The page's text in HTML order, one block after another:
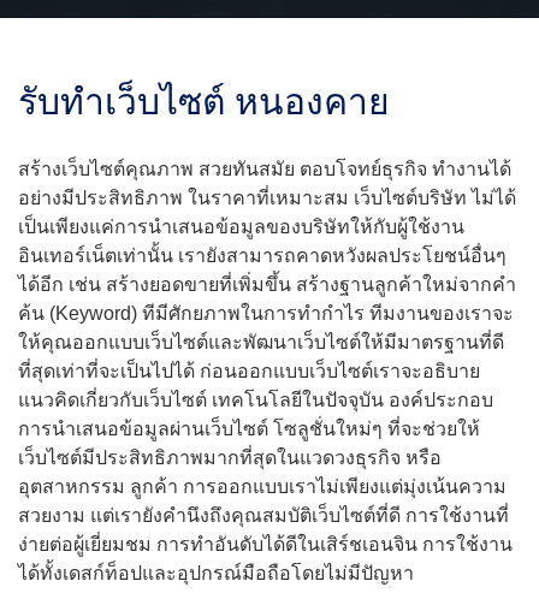
รับทำเว็บไซต์ หนองคาย
สร้างเว็บไซต์คุณภาพ สวยทันสมัย ตอบโจทย์ธุรกิจ ทำงานได้
อย่างมีประสิทธิภาพ ในราคาที่เหมาะสม เว็บไซต์บริษัท ไม่ได้
เป็นเพียงแค่การนำเสนอข้อมูลของบริษัทให้กับผู้ใช้งาน
อินเทอร์เน็ตเท่านั้น เรายังสามารถคาดหวังผลประโยชน์อื่นๆ
ได้อีก เช่น สร้างยอดขายที่เพิ่มขึ้น สร้างฐานลูกค้าใหม่จากคำ
ค้น (Keyword) ทีมีศักยภาพในการทำกำไร ทีมงานของเราจะ
ให้คุณออกแบบเว็บไซต์และพัฒนาเว็บไซต์ให้มีมาตรฐานที่ดี
ที่สุดเท่าที่จะเป็นไปได้ ก่อนออกแบบเว็บไซต์เราจะอธิบาย
แนวคิดเกี่ยวกับเว็บไซต์ เทคโนโลยีในปัจจุบัน องค์ประกอบ
การนำเสนอข้อมูลผ่านเว็บไซต์ โซลูชั่นใหม่ๆ ที่จะช่วยให้
เว็บไซต์มีประสิทธิภาพมากที่สุดในแวดวงธุรกิจ หรือ
อุตสาหกรรม ลูกค้า การออกแบบเราไม่เพียงแต่มุ่งเน้นความ
สวยงาม แต่เรายังคำนึงถึงคุณสมบัติเว็บไซต์ที่ดี การใช้งานที่
ง่ายต่อผู้เยี่ยมชม การทำอันดับได้ดีในเสิร์ชเอนจิน การใช้งาน
ได้ทั้งเดสก์ท็อปและอุปกรณ์มือถือโดยไม่มีปัญหา